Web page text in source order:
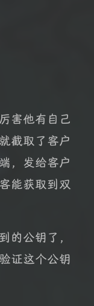
害他有自己
截取了客户
，发给客户
能获取到双
的公钥了，
证这个公钥